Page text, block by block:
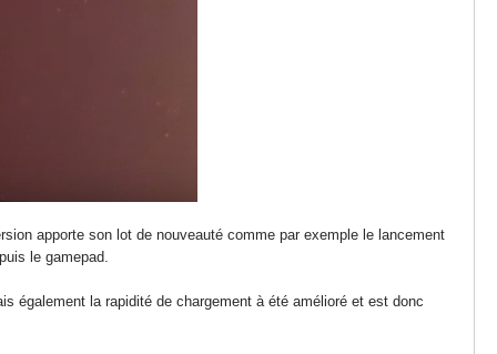
apporte son lot de nouveauté comme par exemple le lancement
le gamepad.
également la rapidité de chargement à été amélioré et est donc